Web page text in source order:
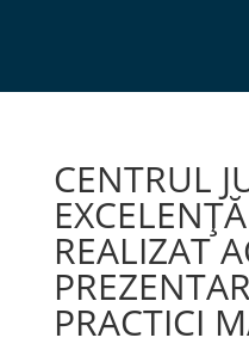
CENTRUL
REALIZAT
PRACTICI